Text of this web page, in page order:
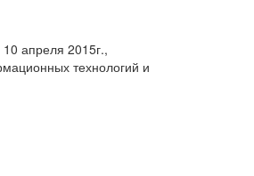
апреля 2015г.,
технологий и